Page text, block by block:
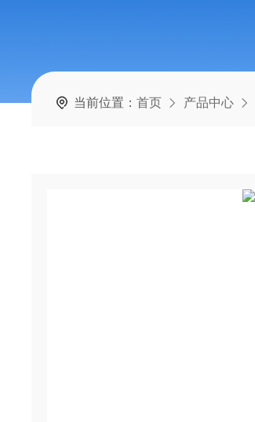
当前位置：首页 产品中心